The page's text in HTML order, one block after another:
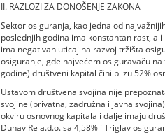
II. RAZLOZI ZA DONOŠENJE ZAKONA
Sektor osiguranja, kao jedna od
poslednjih godina ima konstantan rast,
ima negativan uticaj na razvoj tržišta
osiguranje, gde najvećem osiguravaču
godine) društveni kapital čini blizu 52%
Ustavom društvena svojina nije
svojine (privatna, zadružna i javna
okviru osnovnog kapitala i dalje imaju
Dunav Re a.d.o. sa 4,58% i Triglav